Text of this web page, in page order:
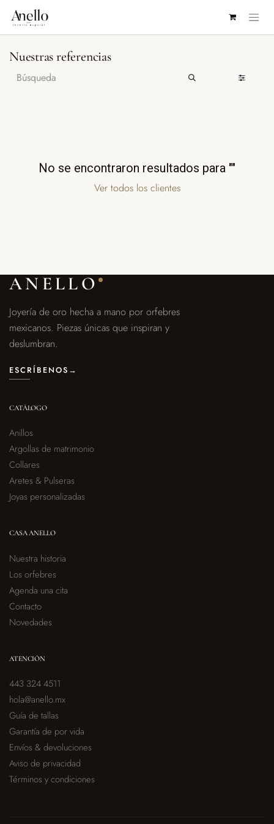
Nuestras referencias
No se encontraron resultados para ""
Ver todos los clientes
ANELLO
Joyería de oro hecha a mano por orfebres
mexicanos. Piezas únicas que inspiran y
deslumbran.
ESCRÍBENOS →
CATÁLOGO
Anillos
Argollas de matrimonio
Collares
Aretes & Pulseras
Joyas personalizadas
CASA ANELLO
Nuestra historia
Los orfebres
Agenda una cita
Contacto
Novedades
ATENCIÓN
443 324 4511
hola@anello.mx
Guía de tallas
Garantía de por vida
Envíos & devoluciones
Aviso de privacidad
Términos y condiciones